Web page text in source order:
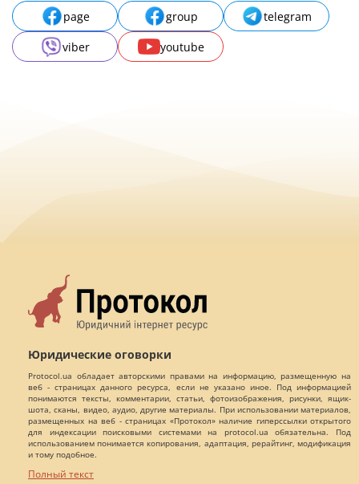
page group
telegram
viber
youtube
Юридические оговорки
Protocol.ua обладает авторскими правами на информацию, размещенную на
веб - страницах данного ресурса, если не указано иное. Под информацией
понимаются тексты, комментарии, статьи, фотоизображения, рисунки, ящик-
шота, сканы, видео, аудио, другие материалы. При использовании материалов,
размещенных на веб - страницах «Протокол» наличие гиперссылки открытого
для индексации поисковыми системами на protocol.ua обязательна. Под
использованием понимается копирования, адаптация, рерайтинг, модификация
и тому подобное.
Полный текст